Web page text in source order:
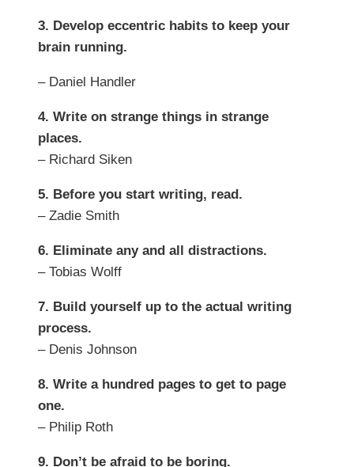
3. Develop eccentric habits to keep your
brain running.
– Daniel Handler
4. Write on strange things in strange
places.
– Richard Siken
5. Before you start writing, read.
– Zadie Smith
6. Eliminate any and all distractions.
– Tobias Wolff
7. Build yourself up to the actual writing
process.
– Denis Johnson
8. Write a hundred pages to get to page
one.
– Philip Roth
9. Don’t be afraid to be boring.